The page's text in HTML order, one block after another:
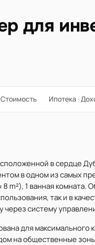
для
Стоимость Ипотека ·
в сердце
в одном из самых
m²), 1 ванная комната.
так и в
через систему
для
на общественные